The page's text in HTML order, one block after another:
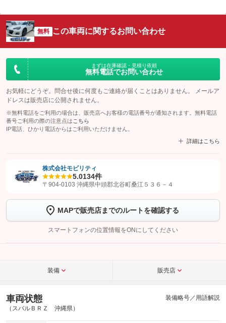
無料 この車両に関するお問い合わせ
まずは在庫確認・見積り依頼
無料電話でお問い合わせ
お気軽にどうぞ。問合せ後に何度もご連絡が届くことはありません。 メールア
ドレスは販売店に公開されません。
※無料電話をご利用の場合は、販売店へお客様の電話番号が通知されます。無料電話
番号ご利用の際の注意点は こちら
IP電話、ひかり電話からはご利用いただけません。
詳細はこちら
【STEP1】 認証画面でグーネットを友だち追加してから「許可する」ボタンを押
トーク画面で
ボタンをタップして問い合わせを
完了してください。
こちら
株式会社モビリティ
5.0134件
〒904-0103 沖縄県中頭郡北谷町桑江５３６－４
MAPで販売店までのルートを確認する
スマートフォンの位置情報をONにしてください
装備 販売店
車両状態
（スバルＢＲＺ 沖縄県）
装備略号／用語解説